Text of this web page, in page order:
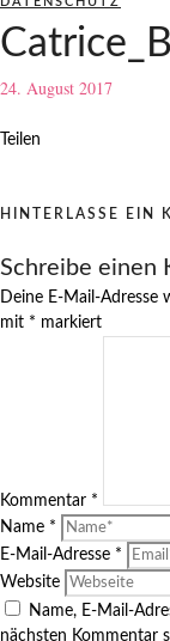
24. August 2017
Teilen
HINTERLASSE EIN
Schreibe einen
Deine E-Mail-
mit * markiert
Kommentar *
Name *
E-Mail-Adresse *
Website
Name, E-Mail-
nächsten Kommentar